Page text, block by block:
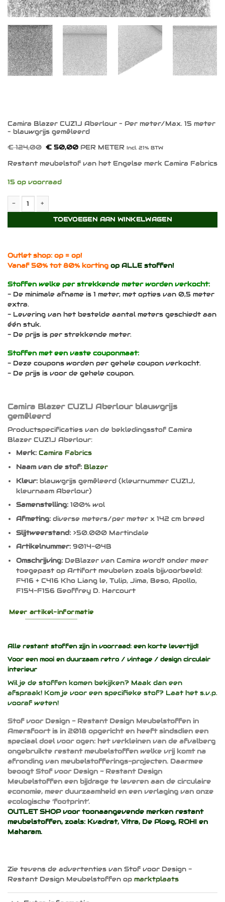
Camira Blazer CUZ1J Aberlour – Per meter/Max. 15 meter
– blauwgrijs gemêleerd
€124,00 Oorspronkelijke
was:
€ 124,00.
€50,00Huidige
is:
€ 50,00.
PER METER Incl. 21% BTW
Restant meubelstof van het Engelse merk Camira Fabrics
15 op voorraad
Camira Blazer CUZ1J Aberlour - Per meter/Max. 15 meter -
TOEVOEGEN AAN WINKELWAGEN
Outlet shop: op = op!
Vanaf 50% tot 80% korting op ALLE stoffen!
Stoffen welke per strekkende meter worden verkocht:
- De minimale afname is 1 meter, met opties van 0,5 meter
extra.
- Levering van het bestelde aantal meters geschiedt aan
één stuk.
- De prijs is per strekkende meter.
Stoffen met een vaste couponmaat:
- Deze coupons worden per gehele coupon verkocht.
- De prijs is voor de gehele coupon.
Camira Blazer CUZ1J Aberlour blauwgrijs
gemêleerd
Productspecificaties van de bekledingsstof Camira
Blazer CUZ1J Aberlour:
Merk: Camira Fabrics
Naam van de stof: Blazer
Kleur:blauwgrijs gemêleerd (kleurnummer CUZ1J,
kleurnaam Aberlour)
Samenstelling:100% wol
Afmeting:diverse meters/per meter x 142 cm breed
Slijtweerstand:>50.000 Martindale
Artikelnummer:9014-04B
Omschrijving:DeBlazer van Camira wordt onder meer
toegepast op Artifort meubelen zoals bijvoorbeeld:
F416 + C416 Kho Liang le, Tulip, Jima, Beso, Apollo,
F154-F156 Geoffrey D. Harcourt
Meer artikel-informatie
Alle restant stoffen zijn in voorraad: een korte levertijd!
Voor een mooi en duurzaam retro / vintage / design circulair
interieur
Wil je de stoffen komen bekijken? Maak dan een
afspraak! Kom je voor een specifieke stof? Laat het s.v.p.
vooraf weten!
Stof voor Design - Restant Design Meubelstoffen in
Amersfoort is in 2018 opgericht en heeft sindsdien een
speciaal doel voor ogen: het verkleinen van de afvalberg
ongebruikte restant meubelstoffen welke vrij komt na
afronding van meubelstofferings-projecten. Daarmee
beoogt Stof voor Design - Restant Design
Meubelstoffen een bijdrage te leveren aan de circulaire
economie, meer duurzaamheid en een verlaging van onze
ecologische ‘footprint’.
OUTLET SHOP voor toonaangevende merken restant
meubelstoffen, zoals: Kvadrat, Vitra, De Ploeg, ROHI en
Maharam.
Zie tevens de advertenties van Stof voor Design -
Restant Design Meubelstoffen op marktplaats